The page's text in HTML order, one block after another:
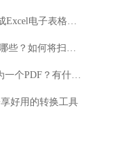
17.扫描件在线怎么转换成Excel电子表格？扫描件在线转换成Excel详细方法介绍
18.扫描件转Word方法有哪些？如何将扫描件转换为Word文档？
19.如何将几个PDF合并为一个PDF？有什么方法可以实现PDF合并？
好用的转换工具